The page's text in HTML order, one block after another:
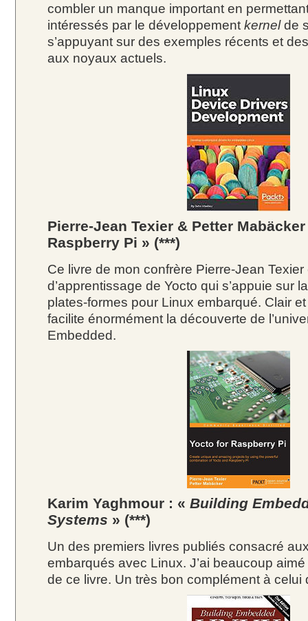
combler un manque important en
intéressés par le développement kernelde
s’appuyant sur des exemples récents et
aux noyaux actuels.
Pierre-Jean Texier & Petter
Raspberry Pi » (***)
Ce livre de mon confrère Pierre-Jean
d’apprentissage de Yocto qui s’appuie sur
plates-formes pour Linux embarqué. Clair
facilite énormément la découverte de
Embedded.
Karim Yaghmour : « Building
Systems » (***)
Un des premiers livres publiés consacré
embarqués avec Linux. J’ai beaucoup
de ce livre. Un très bon complément à celui